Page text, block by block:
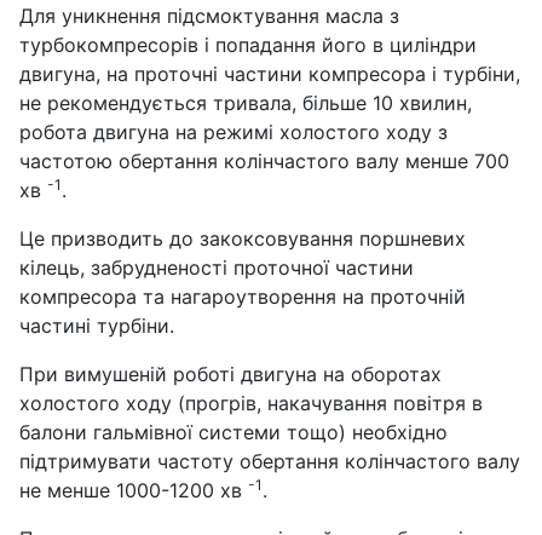
Для уникнення підсмоктування масла з
турбокомпресорів і попадання його в циліндри
двигуна, на проточні частини компресора і турбіни,
не рекомендується тривала, більше 10 хвилин,
робота двигуна на режимі холостого ходу з
частотою обертання колінчастого валу менше 700
хв -1 .
Це призводить до закоксовування поршневих
кілець, забрудненості проточної частини
компресора та нагароутворення на проточній
частині турбіни.
При вимушеній роботі двигуна на оборотах
холостого ходу (прогрів, накачування повітря в
балони гальмівної системи тощо) необхідно
підтримувати частоту обертання колінчастого валу
не менше 1000-1200 хв -1 .